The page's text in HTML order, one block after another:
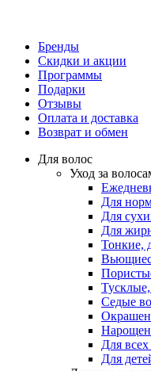
Бренды
Скидки и акции
Программы
Подарки
Отзывы
Оплата и доставка
Возврат и обмен
Для волос
Уход за
Для
Для
Для
Тонкие,
Седые
Для
Для